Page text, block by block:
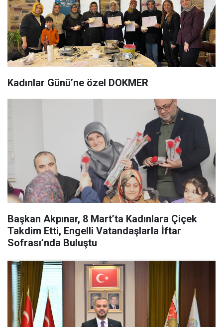
Kadınlar Günü’ne özel DOKMER
Başkan Akpınar, 8 Mart’ta Kadınlara Çiçek
Takdim Etti, Engelli Vatandaşlarla İftar
Sofrası’nda Buluştu